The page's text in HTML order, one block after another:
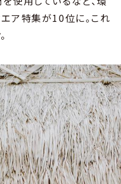
ア特集が10位に。これ